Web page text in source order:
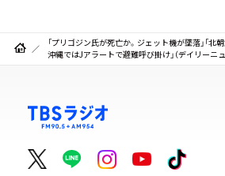
「プリゴジン氏が死亡か。ジェット機が墜落」「北
沖縄ではJアラートで避難呼び掛け」（デイリーニ